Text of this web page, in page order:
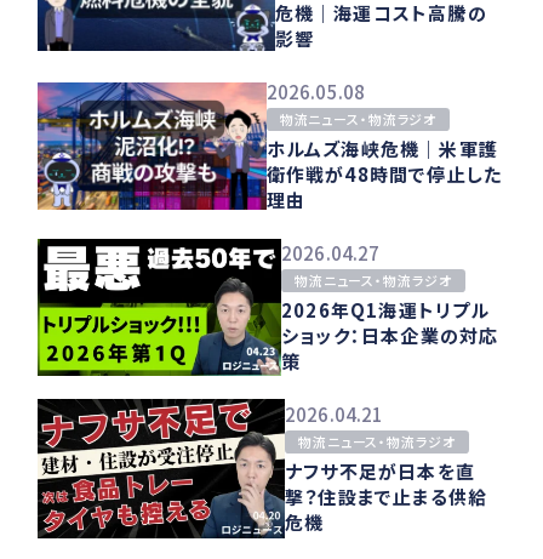
危機｜海運コスト高騰の
影響
2026.05.08
物流ニュース・物流ラジオ
ホルムズ海峡危機｜米軍護
衛作戦が48時間で停止した
理由
2026.04.27
物流ニュース・物流ラジオ
2026年Q1海運トリプル
ショック：日本企業の対応
策
2026.04.21
物流ニュース・物流ラジオ
ナフサ不足が日本を直
撃？住設まで止まる供給
危機